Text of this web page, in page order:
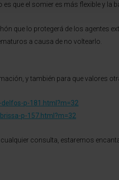
es que el somier es más flexible y la
que lo protegerá de los agentes
a causa de no voltearlo.
y también para que valores
p-181.html?m=32
p-157.html?m=32
consulta, estaremos